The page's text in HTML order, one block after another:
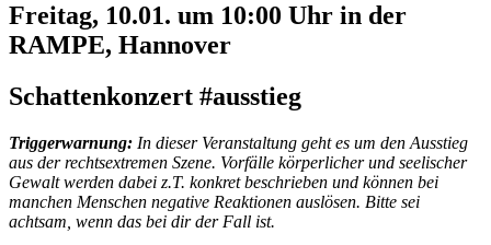
Freitag, 10.01. um 10:00 Uhr in der
RAMPE, Hannover
Schattenkonzert #ausstieg
Triggerwarnung: In dieser Veranstaltung geht es um den Ausstieg
aus der rechtsextremen Szene. Vorfälle körperlicher und seelischer
Gewalt werden dabei z.T. konkret beschrieben und können bei
manchen Menschen negative Reaktionen auslösen. Bitte sei
achtsam, wenn das bei dir der Fall ist.